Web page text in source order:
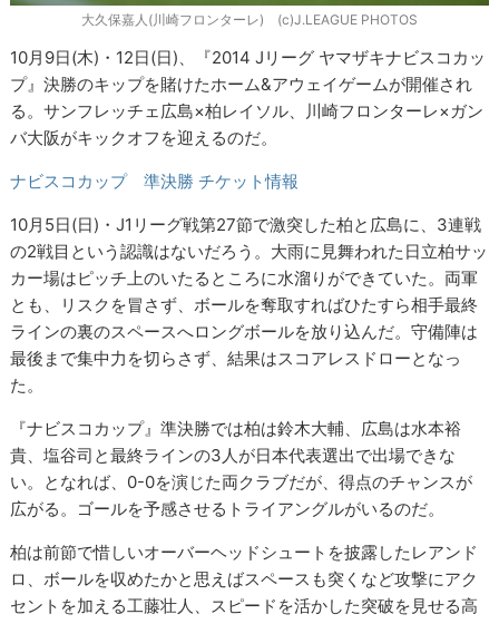
大久保嘉人(川崎フロンターレ) (c)J.LEAGUE PHOTOS
10月9日(木)・12日(日)、『2014 Jリーグ ヤマザキナビスコカッ
プ』決勝のキップを賭けたホーム&アウェイゲームが開催され
る。サンフレッチェ広島×柏レイソル、川崎フロンターレ×ガン
バ大阪がキックオフを迎えるのだ。
ナビスコカップ 準決勝 チケット情報
10月5日(日)・J1リーグ戦第27節で激突した柏と広島に、3連戦
の2戦目という認識はないだろう。大雨に見舞われた日立柏サッ
カー場はピッチ上のいたるところに水溜りができていた。両軍
とも、リスクを冒さず、ボールを奪取すればひたすら相手最終
ラインの裏のスペースへロングボールを放り込んだ。守備陣は
最後まで集中力を切らさず、結果はスコアレスドローとなっ
た。
『ナビスコカップ』準決勝では柏は鈴木大輔、広島は水本裕
貴、塩谷司と最終ラインの3人が日本代表選出で出場できな
い。となれば、0-0を演じた両クラブだが、得点のチャンスが
広がる。ゴールを予感させるトライアングルがいるのだ。
柏は前節で惜しいオーバーヘッドシュートを披露したレアンド
ロ、ボールを収めたかと思えばスペースも突くなど攻撃にアク
セントを加える工藤壮人、スピードを活かした突破を見せる高